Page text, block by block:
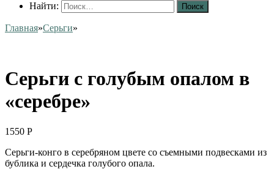
Найти:
Главная»Серьги»
Серьги с голубым опалом в
«серебре»
1550 Р
Серьги-конго в серебряном цвете со съемными подвесками из
бублика и сердечка голубого опала.